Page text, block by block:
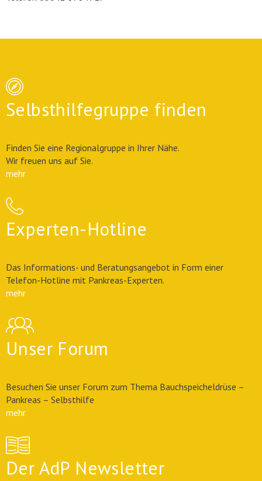
Selbsthilfegruppe finden
Finden Sie eine Regionalgruppe in Ihrer Nähe.
Wir freuen uns auf Sie.
mehr
Experten-Hotline
Das Informations- und Beratungsangebot in Form einer
Telefon-Hotline mit Pankreas-Experten.
mehr
Unser Forum
Besuchen Sie unser Forum zum Thema Bauchspeicheldrüse –
Pankreas – Selbsthilfe
mehr
Der AdP Newsletter